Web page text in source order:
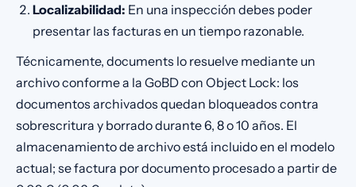
Localizabilidad: En una inspección debes poder
presentar las facturas en un tiempo razonable.
Técnicamente, documents lo resuelve mediante un
archivo conforme a la GoBD con Object Lock: los
documentos archivados quedan bloqueados contra
sobrescritura y borrado durante 6, 8 o 10 años. El
almacenamiento de archivo está incluido en el modelo
actual; se factura por documento procesado a partir de